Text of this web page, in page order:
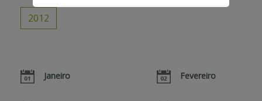
INFORMATIONS
2012
Janeiro Fevereiro